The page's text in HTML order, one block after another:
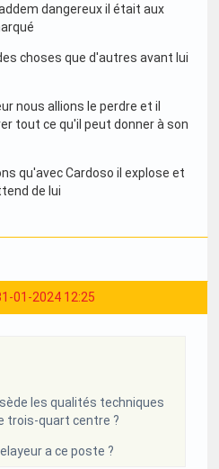
dangereux il était aux
choses que d'autres avant lui
nous allions le perdre et il
tout ce qu'il peut donner à son
qu'avec Cardoso il explose et
de lui
01-2024 12:25
les qualités techniques
trois-quart centre ?
a ce poste ?